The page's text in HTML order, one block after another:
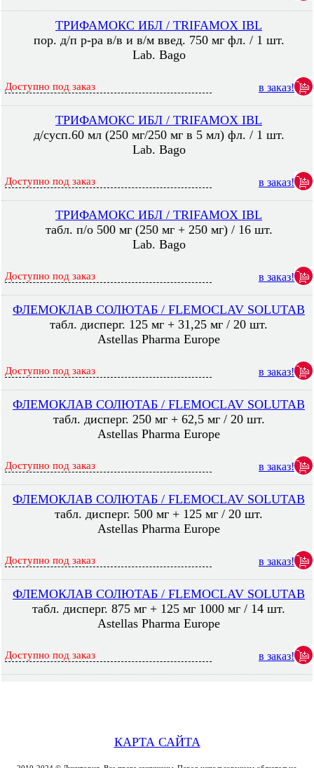
ТРИФАМОКС ИБЛ / TRIFAMOX IBL
пор. д/п р-ра в/в и в/м введ. 750 мг фл. / 1 шт.
Lab. Bago
Доступно под заказ в заказ!
ТРИФАМОКС ИБЛ / TRIFAMOX IBL
д/сусп.60 мл (250 мг/250 мг в 5 мл) фл. / 1 шт.
Lab. Bago
Доступно под заказ в заказ!
ТРИФАМОКС ИБЛ / TRIFAMOX IBL
табл. п/о 500 мг (250 мг + 250 мг) / 16 шт.
Lab. Bago
Доступно под заказ в заказ!
ФЛЕМОКЛАВ СОЛЮТАБ / FLEMOСLAV SOLUTAB
табл. дисперг. 125 мг + 31,25 мг / 20 шт.
Astellas Pharma Europe
Доступно под заказ в заказ!
ФЛЕМОКЛАВ СОЛЮТАБ / FLEMOСLAV SOLUTAB
табл. дисперг. 250 мг + 62,5 мг / 20 шт.
Astellas Pharma Europe
Доступно под заказ в заказ!
ФЛЕМОКЛАВ СОЛЮТАБ / FLEMOСLAV SOLUTAB
табл. дисперг. 500 мг + 125 мг / 20 шт.
Astellas Pharma Europe
Доступно под заказ в заказ!
ФЛЕМОКЛАВ СОЛЮТАБ / FLEMOСLAV SOLUTAB
табл. дисперг. 875 мг + 125 мг 1000 мг / 14 шт.
Astellas Pharma Europe
Доступно под заказ в заказ!
КАРТА САЙТА